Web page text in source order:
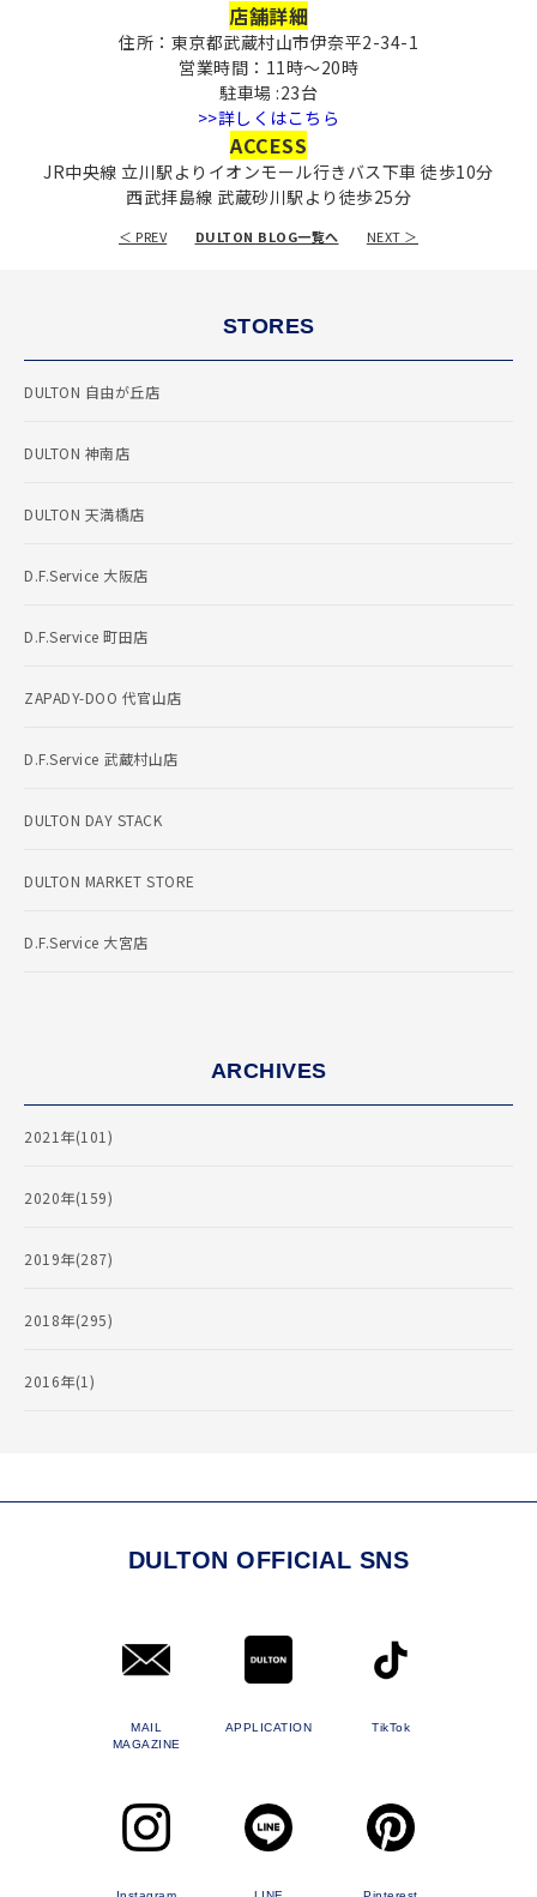
店舗詳細
住所：東京都武蔵村山市伊奈平2-34-1
営業時間：11時〜20時
駐車場 :23台
>>詳しくはこちら
ACCESS
JR中央線 立川駅よりイオンモール行きバス下車 徒歩10分
西武拝島線 武蔵砂川駅より徒歩25分
＜ PREV DULTON BLOG一覧へ NEXT ＞
STORES
DULTON 自由が丘店
DULTON 神南店
DULTON 天満橋店
D.F.Service 大阪店
D.F.Service 町田店
ZAPADY-DOO 代官山店
D.F.Service 武蔵村山店
DULTON DAY STACK
DULTON MARKET STORE
D.F.Service 大宮店
ARCHIVES
2021年(101)
2020年(159)
2019年(287)
2018年(295)
2016年(1)
DULTON OFFICIAL SNS
MAIL
MAGAZINE
APPLICATION TikTok